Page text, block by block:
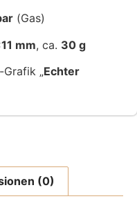
(Gas)
mm, ca. 30 g
„Echter
(0)